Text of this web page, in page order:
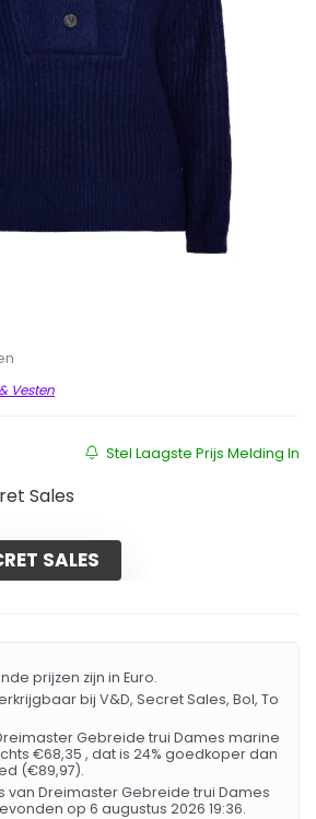
Vesten
Stel Laagste Prijs Melding In
Sales
SALES
prijzen zijn in Euro.
bij V&D, Secret Sales, Bol, To
Gebreide trui Dames marine
€68,35 , dat is 24% goedkoper dan
(€89,97).
van Dreimaster Gebreide trui Dames
op 6 augustus 2026 19:36.